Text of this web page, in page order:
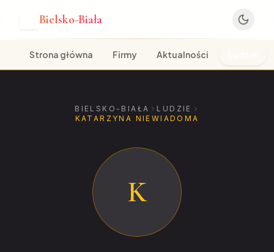
Bielsko-Biała
Strona główna Firmy Aktualności
BIELSKO-BIAŁA
LUDZIE
KATARZYNA NIEWIADOMA
K